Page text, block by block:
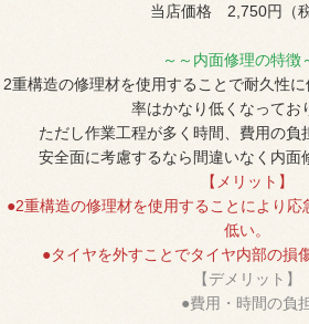
当店価格 2,750円（税
～～内面修理の特徴
2重構造の修理材を使用することで耐久性
率はかなり低くなってお
ただし作業工程が多く時間、費用の負
安全面に考慮するなら間違いなく内面
【メリット】
●2重構造の修理材を使用することにより応
低い。
●タイヤを外すことでタイヤ内部の損
【デメリット】
●費用・時間の負